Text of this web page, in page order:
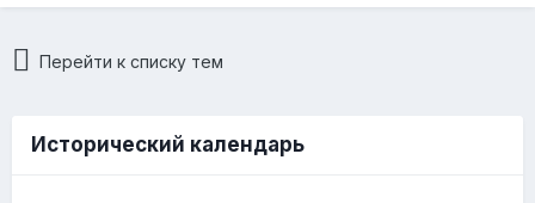
Перейти к списку тем
Исторический календарь